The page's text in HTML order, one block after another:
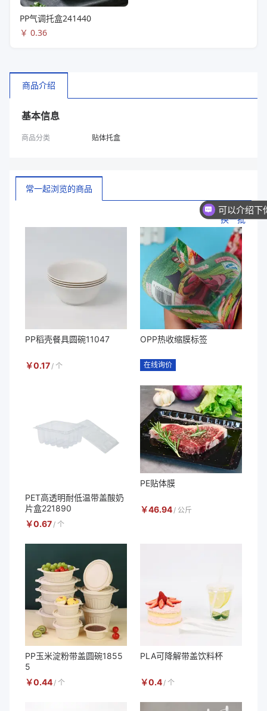
PP气调托盒241440
￥ 0.36
商品介绍
基本信息
商品分类 贴体托盒
常一起浏览的商品
换一批
PP稻壳餐具圆碗11047
￥0.17 / 个
OPP热收缩膜标签
在线询价
PET高透明耐低温带盖酸奶
片盒221890
￥0.67 / 个
PE贴体膜
￥46.94 / 公斤
PP玉米淀粉带盖圆碗1855
5
￥0.44 / 个
PLA可降解带盖饮料杯
￥0.4 / 个